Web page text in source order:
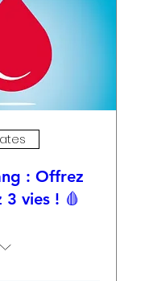
: Offrez
3 vies ! 🩸